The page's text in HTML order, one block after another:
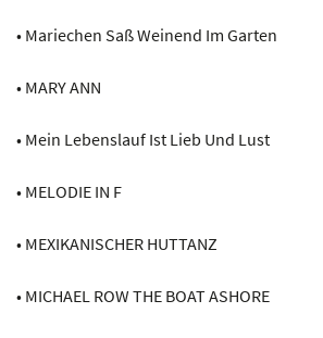
• Mariechen Saß Weinend Im Garten
• MARY ANN
• Mein Lebenslauf Ist Lieb Und Lust
• MELODIE IN F
• MEXIKANISCHER HUTTANZ
• MICHAEL ROW THE BOAT ASHORE